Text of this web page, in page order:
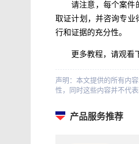
请注意，每个案件
取证计划，并咨询专业
行和证据的充分性。
更多教程，请观看
声明：本文提供的所有内
性，同时这些内容并不代
产品服务推荐